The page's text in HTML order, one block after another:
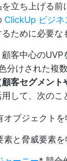
立ち上げる
ClickUp ビジネ
ために必要な
客中心のUVP
分けされた複
顧客セグメン
して、次のこ
ブジェクトを
素と脅威要素を